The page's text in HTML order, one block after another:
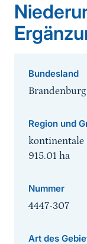
Bundesland
Brandenburg
Region und
kontinentale
915.01 ha
Nummer
4447-307
Art des